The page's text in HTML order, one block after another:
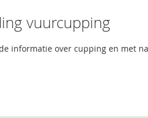
vuurcupping
informatie over cupping en met